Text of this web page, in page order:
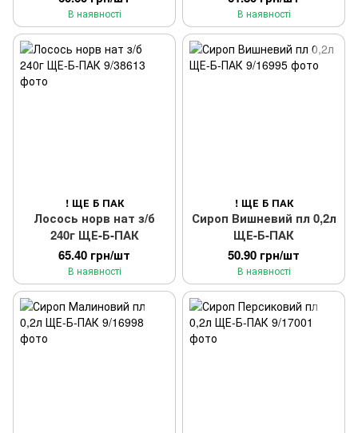
В наявності В наявності
! ЩЕ Б ПАК
Лосось норв нат з/б
240г ЩЕ-Б-ПАК
65.40 грн/шт
В наявності
! ЩЕ Б ПАК
Сироп Вишневий пл 0,2л
ЩЕ-Б-ПАК
50.90 грн/шт
В наявності